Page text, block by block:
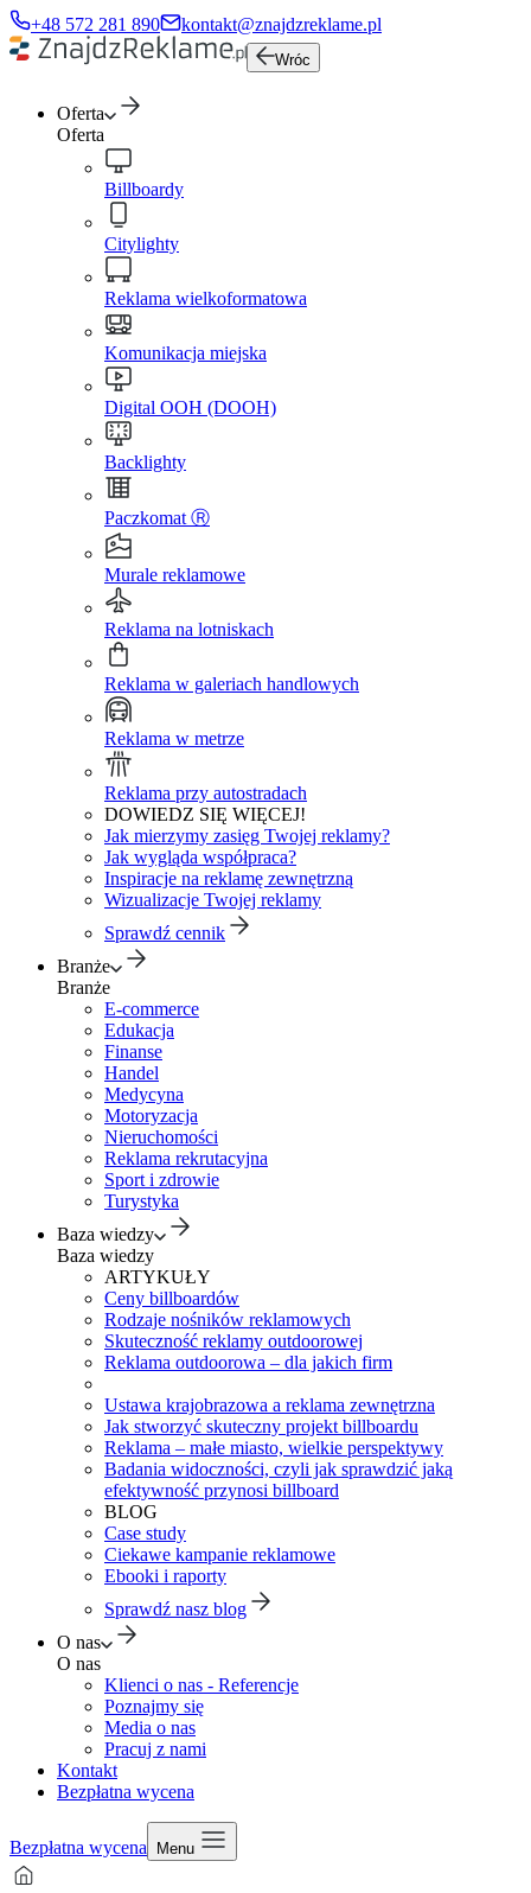
+48 572 281 890 kontakt@znajdzreklame.pl
Wróc
Oferta
Oferta
Billboardy
Citylighty
Reklama wielkoformatowa
Komunikacja miejska
Digital OOH (DOOH)
Backlighty
Paczkomat Ⓡ
Murale reklamowe
Reklama na lotniskach
Reklama w galeriach handlowych
Reklama w metrze
Reklama przy autostradach
DOWIEDZ SIĘ WIĘCEJ!
Jak mierzymy zasięg Twojej reklamy?
Jak wygląda współpraca?
Inspiracje na reklamę zewnętrzną
Wizualizacje Twojej reklamy
Sprawdź cennik
Branże
Branże
E-commerce
Edukacja
Finanse
Handel
Medycyna
Motoryzacja
Nieruchomości
Reklama rekrutacyjna
Sport i zdrowie
Turystyka
Baza wiedzy
Baza wiedzy
ARTYKUŁY
Ceny billboardów
Rodzaje nośników reklamowych
Skuteczność reklamy outdoorowej
Reklama outdoorowa – dla jakich firm
Ustawa krajobrazowa a reklama zewnętrzna
Jak stworzyć skuteczny projekt billboardu
Reklama – małe miasto, wielkie perspektywy
Badania widoczności, czyli jak sprawdzić jaką
efektywność przynosi billboard
BLOG
Case study
Ciekawe kampanie reklamowe
Ebooki i raporty
Sprawdź nasz blog
O nas
O nas
Klienci o nas - Referencje
Poznajmy się
Media o nas
Pracuj z nami
Kontakt
Bezpłatna wycena
Bezpłatna wycena Menu